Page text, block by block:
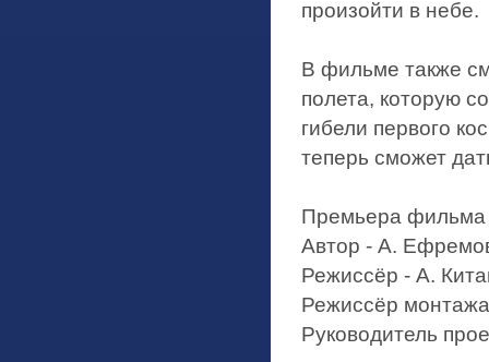
произойти в небе.
В фильме также
полета, которую
гибели первого
теперь сможет
Премьера фильма
Автор - А.
Режиссёр - А.
Режиссёр
Руководитель